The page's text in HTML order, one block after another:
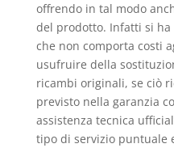
offrendo in tal modo
del prodotto. Infatti si
che non comporta costi
usufruire della
ricambi originali, se ciò
previsto nella garanzia
assistenza tecnica
tipo di servizio puntuale